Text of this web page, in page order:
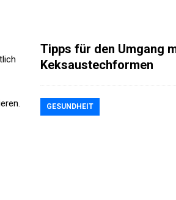
Tipps für den Umgang
Keksaustechformen
GESUNDHEIT